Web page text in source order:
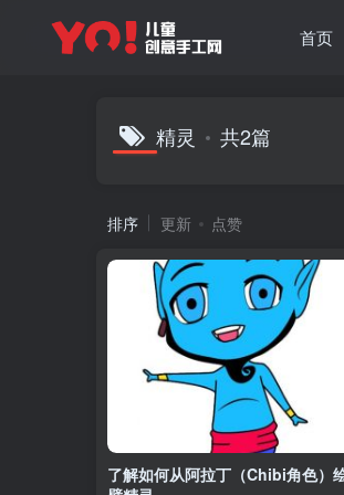
首页
精灵 共2篇
排序 更新 点赞
了解如何从阿拉丁（Chibi角色）